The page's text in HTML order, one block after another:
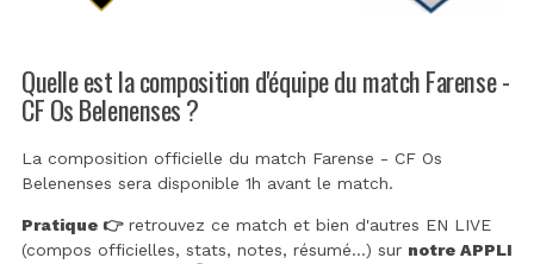
Quelle est la composition d'équipe du match Farense -
CF Os Belenenses ?
La composition officielle du match Farense - CF Os
Belenenses sera disponible 1h avant le match.
Pratique 👉retrouvez ce match et bien d'autres EN LIVE
(compos officielles, stats, notes, résumé...) sur notre APPLI